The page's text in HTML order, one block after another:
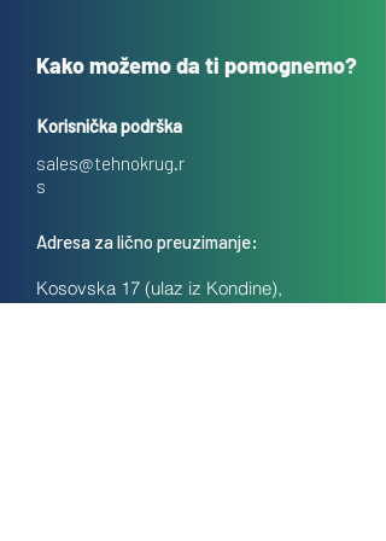
Kako možemo da ti pomognemo?
Korisnička podrška
sales@tehnokrug.r
s
Adresa za lično preuzimanje:
Kosovska 17 (ulaz iz Kondine),
Beograd, Srbija